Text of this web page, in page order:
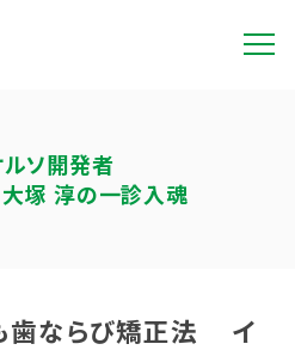
ソ開発者
大塚 淳の一診入魂
も歯ならび矯正法 イ